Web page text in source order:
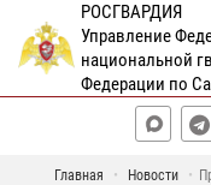
РОСГВАРДИЯ
Управление
национальной
Федерации по
Главная Новости